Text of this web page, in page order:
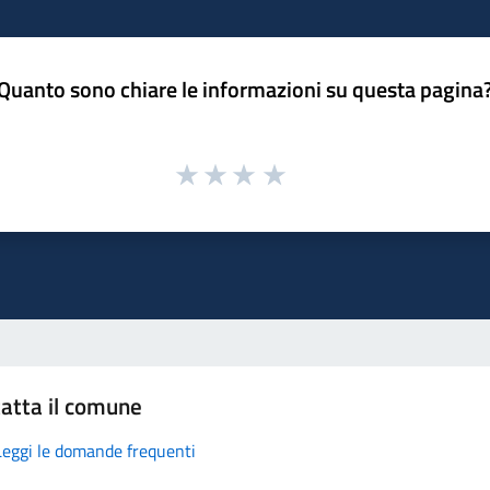
sono chiare le informazioni su questa
il comune
le domande frequenti